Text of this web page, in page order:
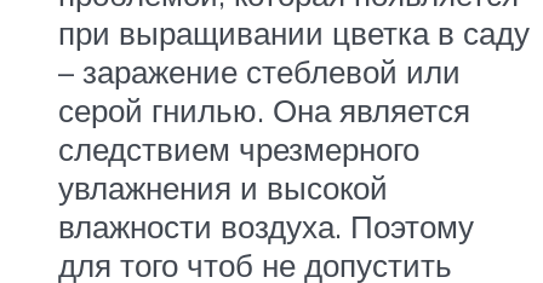
при выращивании цветка в саду
– заражение стеблевой или
серой гнилью. Она является
следствием чрезмерного
увлажнения и высокой
влажности воздуха. Поэтому
для того чтоб не допустить